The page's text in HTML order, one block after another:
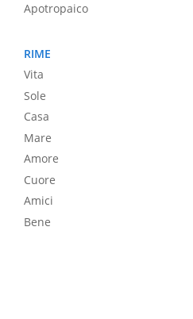
Apotropaico
RIME
Vita
Sole
Casa
Mare
Amore
Cuore
Amici
Bene